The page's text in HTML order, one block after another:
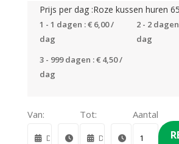
Prijs per dag :Roze kussen huren
1 - 1 dagen :€6,00/
dag
2 - 2
dag
3 - 999 dagen :€4,50/
dag
Van: Tot: Aantal